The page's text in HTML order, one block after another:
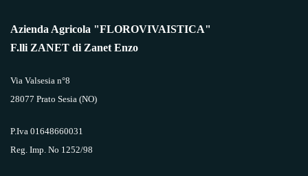
Azienda Agricola "FLOROVIVAISTICA"
F.lli ZANET di Zanet Enzo
Via Valsesia n°8
28077 Prato Sesia (NO)
P.Iva 01648660031
Reg. Imp. No 1252/98